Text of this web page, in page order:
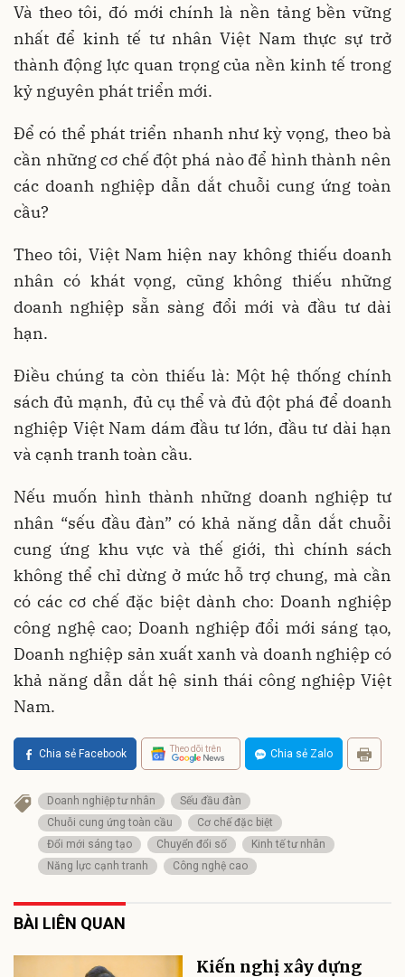
Và theo tôi, đó mới chính là nền tảng bền vững
nhất để kinh tế tư nhân Việt Nam thực sự trở
thành động lực quan trọng của nền kinh tế trong
kỷ nguyên phát triển mới.
Để có thể phát triển nhanh như kỳ vọng, theo bà
cần những cơ chế đột phá nào để hình thành nên
các doanh nghiệp dẫn dắt chuỗi cung ứng toàn
cầu?
Theo tôi, Việt Nam hiện nay không thiếu doanh
nhân có khát vọng, cũng không thiếu những
doanh nghiệp sẵn sàng đổi mới và đầu tư dài
hạn.
Điều chúng ta còn thiếu là: Một hệ thống chính
sách đủ mạnh, đủ cụ thể và đủ đột phá để doanh
nghiệp Việt Nam dám đầu tư lớn, đầu tư dài hạn
và cạnh tranh toàn cầu.
Nếu muốn hình thành những doanh nghiệp tư
nhân “sếu đầu đàn” có khả năng dẫn dắt chuỗi
cung ứng khu vực và thế giới, thì chính sách
không thể chỉ dừng ở mức hỗ trợ chung, mà cần
có các cơ chế đặc biệt dành cho: Doanh nghiệp
công nghệ cao; Doanh nghiệp đổi mới sáng tạo,
Doanh nghiệp sản xuất xanh và doanh nghiệp có
khả năng dẫn dắt hệ sinh thái công nghiệp Việt
Nam.
Chia sẻ Facebook Theo dõi trên Chia sẻ Zalo
Doanh nghiệp tư nhân
Sếu đầu đàn
Chuỗi cung ứng toàn cầu
Cơ chế đặc biệt
Đổi mới sáng tạo
Chuyển đổi số
Kinh tế tư nhân
Năng lực cạnh tranh
Công nghệ cao
BÀI LIÊN QUAN
Kiến nghị xây dựng